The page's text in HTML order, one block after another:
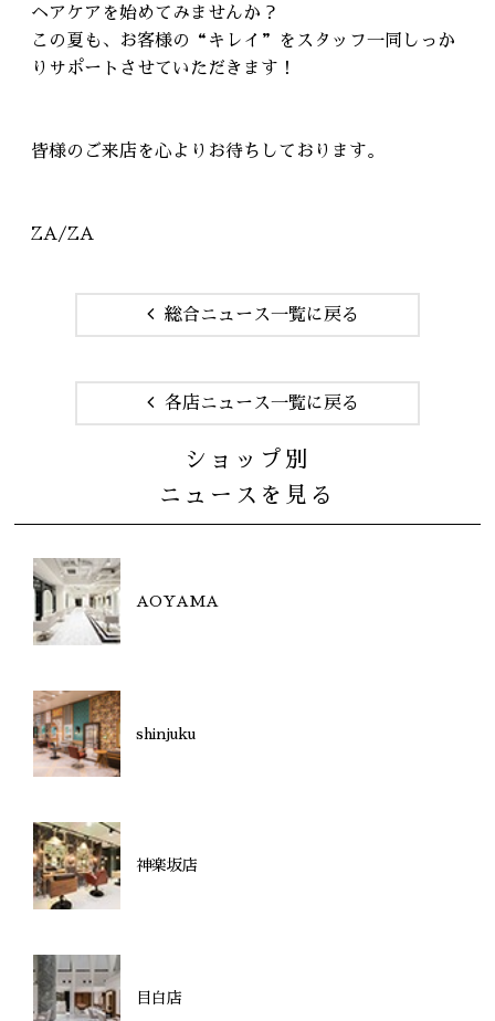
ヘアケアを始めてみませんか？
この夏も、お客様の“キレイ”をスタッフ一同しっか
りサポートさせていただきます！
皆様のご来店を心よりお待ちしております。
ZA/ZA
総合ニュース一覧に戻る
各店ニュース一覧に戻る
ショップ別
ニュースを見る
AOYAMA
shinjuku
神楽坂店
目白店